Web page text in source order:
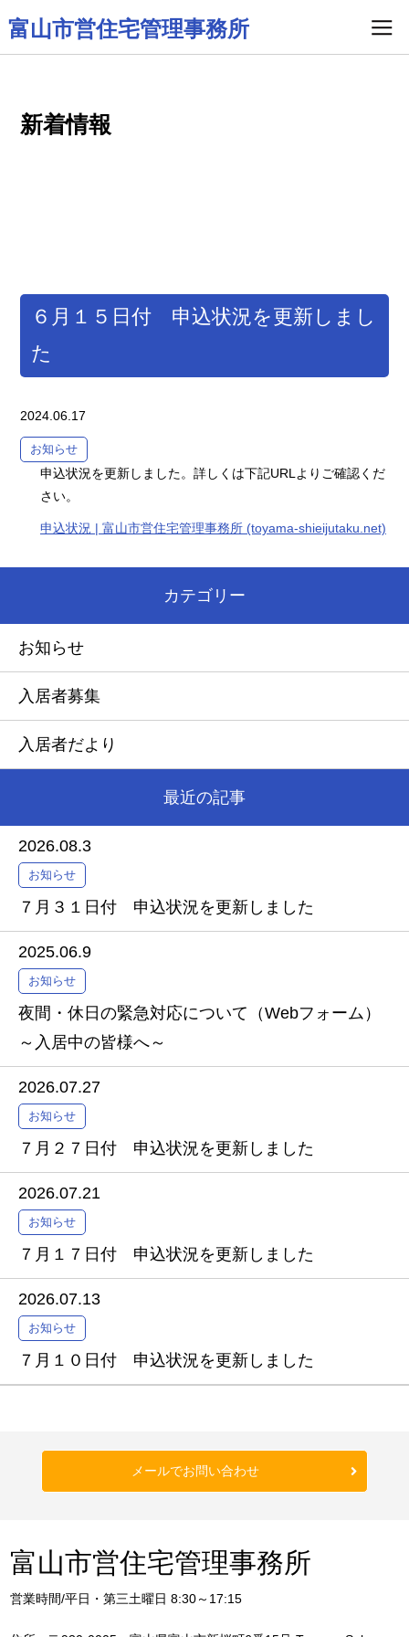
富山市営住宅管理事務所
新着情報
６月１５日付 申込状況を更新しまし
た
2024.06.17
お知らせ
申込状況を更新しました。詳しくは下記URLよりご確認くだ
さい。
申込状況 | 富山市営住宅管理事務所 (toyama-shieijutaku.net)
カテゴリー
お知らせ
入居者募集
入居者だより
最近の記事
2026.08.3
お知らせ
７月３１日付 申込状況を更新しました
2025.06.9
お知らせ
夜間・休日の緊急対応について（Webフォーム）
～入居中の皆様へ～
2026.07.27
お知らせ
７月２７日付 申込状況を更新しました
2026.07.21
お知らせ
７月１７日付 申込状況を更新しました
2026.07.13
お知らせ
７月１０日付 申込状況を更新しました
メールでお問い合わせ
富山市営住宅管理事務所
営業時間/平日・第三土曜日 8:30～17:15